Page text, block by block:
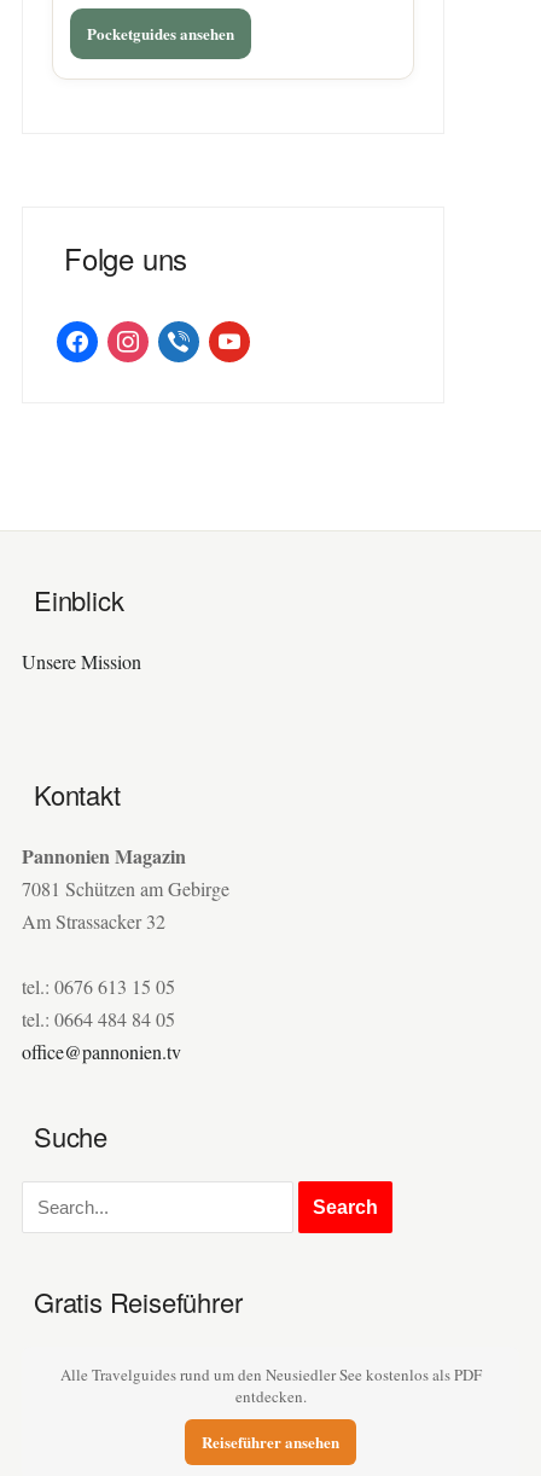
Pocketguides ansehen
Folge uns
facebookinstagramviber youtube
Einblick
Unsere Mission
Kontakt
Pannonien Magazin
7081 Schützen am Gebirge
Am Strassacker 32
tel.: 0676 613 15 05
tel.: 0664 484 84 05
office@pannonien.tv
Suche
Gratis Reiseführer
Alle Travelguides rund um den Neusiedler See kostenlos als PDF
entdecken.
Reiseführer ansehen